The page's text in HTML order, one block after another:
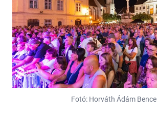
Fotó: Horváth Ádám Bence